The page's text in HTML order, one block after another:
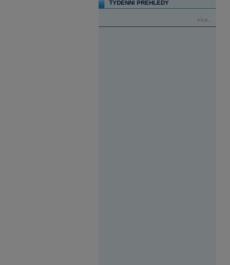
TÝDENNÍ PŘEHLEDY
více...